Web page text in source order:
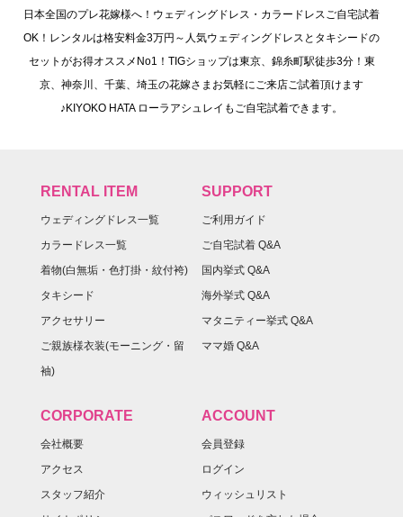
日本全国のプレ花嫁様へ！ウェディングドレス・カラードレスご自宅試着
OK！レンタルは格安料金3万円～人気ウェディングドレスとタキシードの
セットがお得オススメNo1！TIGショップは東京、錦糸町駅徒歩3分！東
京、神奈川、千葉、埼玉の花嫁さまお気軽にご来店ご試着頂けます
♪KIYOKO HATA ローラアシュレイもご自宅試着できます。
RENTAL ITEM
ウェディングドレス一覧
カラードレス一覧
着物(白無垢・色打掛・紋付袴)
タキシード
アクセサリー
ご親族様衣装(モーニング・留
袖)
SUPPORT
ご利用ガイド
ご自宅試着 Q&A
国内挙式 Q&A
海外挙式 Q&A
マタニティー挙式 Q&A
ママ婚 Q&A
CORPORATE
会社概要
アクセス
スタッフ紹介
ACCOUNT
会員登録
ログイン
ウィッシュリスト